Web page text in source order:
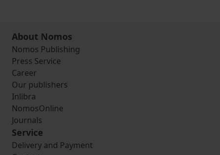
About Nomos
Nomos Publishing
Press Service
Career
Our publishers
Inlibra
NomosOnline
Journals
Service
Delivery and Payment